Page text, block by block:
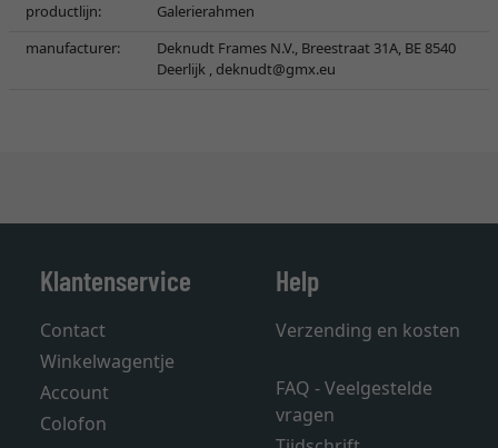
productlijn:
Galerierahmen
manufacturer:
Deknudt Frames N.V., Breestraat 31A, BE 8540
Deerlijk , deknudt@gmx.eu
Klantenservice
Contact
Winkelwagentje
Account
Colofon
Help
Verzending en kosten
FAQ - Veelgestelde
vragen